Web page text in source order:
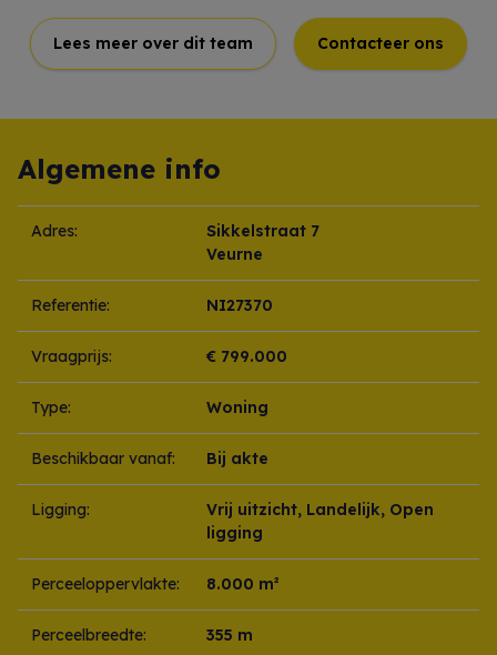
Lees meer over dit team Contacteer ons
Algemene info
Adres:
Sikkelstraat 7
Veurne
Referentie: NI27370
Vraagprijs: € 799.000
Type: Woning
Beschikbaar vanaf: Bij akte
Ligging:
Vrij uitzicht, Landelijk, Open
ligging
Perceeloppervlakte: 8.000 m²
Perceelbreedte: 355 m